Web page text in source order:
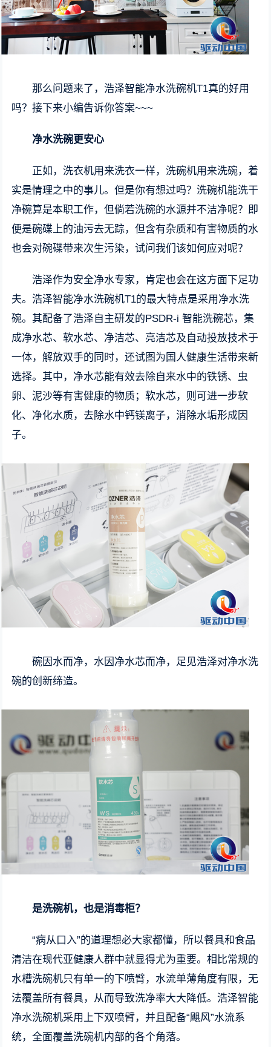
那么问题来了，浩泽智能净水洗碗机T1真的好用
吗？接下来小编告诉你答案~~~
净水洗碗更安心
正如，洗衣机用来洗衣一样，洗碗机用来洗碗，着
实是情理之中的事儿。但是你有想过吗？洗碗机能洗干
净碗算是本职工作，但倘若洗碗的水源并不洁净呢？即
便是碗碟上的油污去无踪，但含有杂质和有害物质的水
也会对碗碟带来次生污染，试问我们该如何应对呢？
浩泽作为安全净水专家，肯定也会在这方面下足功
夫。浩泽智能净水洗碗机T1的最大特点是采用净水洗
碗。其配备了浩泽自主研发的PSDR-i 智能洗碗芯，集
成净水芯、软水芯、净洁芯、亮洁芯及自动投放技术于
一体，解放双手的同时，还试图为国人健康生活带来新
选择。其中，净水芯能有效去除自来水中的铁锈、虫
卵、泥沙等有害健康的物质；软水芯，则可进一步软
化、净化水质，去除水中钙镁离子，消除水垢形成因
子。
碗因水而净，水因净水芯而净，足见浩泽对净水洗
碗的创新缔造。
是洗碗机，也是消毒柜？
“病从口入”的道理想必大家都懂，所以餐具和食品
清洁在现代亚健康人群中就显得尤为重要。相比常规的
水槽洗碗机只有单一的下喷臂，水流单薄角度有限，无
法覆盖所有餐具，从而导致洗净率大大降低。浩泽智能
净水洗碗机采用上下双喷臂，并且配备“飓风”水流系
统，全面覆盖洗碗机内部的各个角落。